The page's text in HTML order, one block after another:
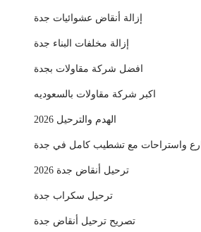
إزالة أنقاض عشوائيات جدة
إزالة مخلفات البناء جدة
افضل شركة مقاولات بجدة
اكبر شركة مقاولات بالسعوديه
الهدم والترحيل 2026
واستراحات مع تشطيب كامل في جدة
ترحيل أنقاض جدة 2026
ترحيل سكراب جدة
تصريح ترحيل أنقاض جدة